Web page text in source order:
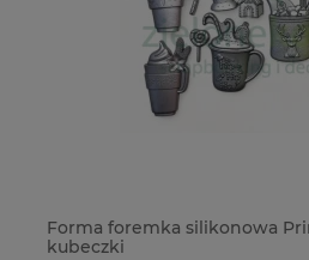
Forma foremka silikonowa
kubeczki